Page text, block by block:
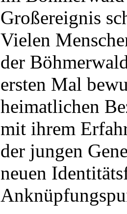
Großereignis
Vielen
der
ersten Mal
heimatlichen
mit ihrem
der jungen
neuen